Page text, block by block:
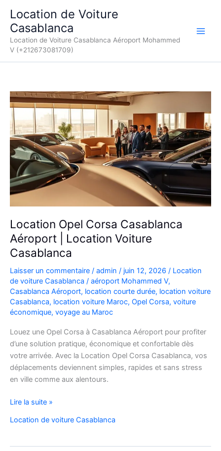
contenu
Location de Voiture
Casablanca
Location de Voiture Casablanca Aéroport Mohammed
V (+212673081709)
Location Opel Corsa Casablanca
Aéroport | Location Voiture
Casablanca
Laisser un commentaire / admin / juin 12, 2026 / Location
de voiture Casablanca / aéroport Mohammed V,
Casablanca Aéroport, location courte durée, location voiture
Casablanca, location voiture Maroc, Opel Corsa, voiture
économique, voyage au Maroc
Louez une Opel Corsa à Casablanca Aéroport pour profiter
d’une solution pratique, économique et confortable dès
votre arrivée. Avec la Location Opel Corsa Casablanca, vos
déplacements deviennent simples, rapides et sans stress
en ville comme aux alentours.
Location
Corsa
Aéroport
Lire la suite »
Location de voiture Casablanca